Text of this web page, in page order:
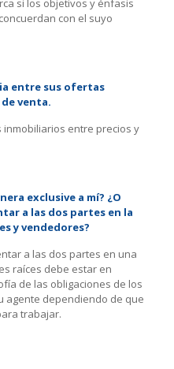
si los objetivos y énfasis
con el suyo
entre sus ofertas
venta.
inmobiliarios entre precios y
exclusive a mí? ¿O
a las dos partes en la
y vendedores?
a las dos partes en una
raíces debe estar en
de las obligaciones de los
agente dependiendo de que
trabajar.